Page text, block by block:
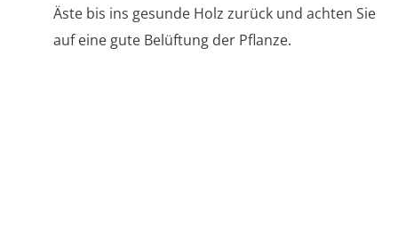
Äste bis ins gesunde Holz zurück und achten Sie
auf eine gute Belüftung der Pflanze.